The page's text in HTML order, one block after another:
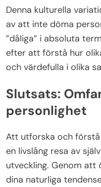
Denna kulturella
av att inte döma
”dåliga” i absoluta
efter att förstå hur
och värdefulla i olika
Slutsats:
personlighet
Att utforska och
en livslång resa av
utveckling. Genom att
dina naturliga